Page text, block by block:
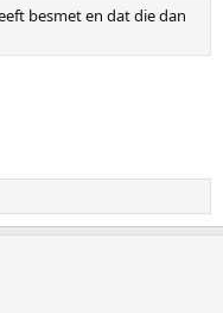
besmet en dat die dan